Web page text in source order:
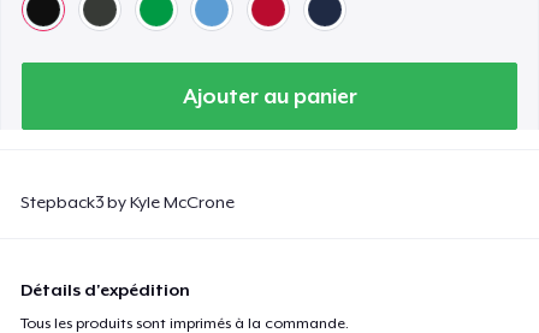
Ajouter au panier
Stepback3 by Kyle McCrone
Détails d'expédition
Tous les produits sont imprimés à la commande.